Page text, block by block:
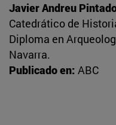
Javier Andreu
Catedrático de
Diploma en
Navarra.
Publicado en: ABC